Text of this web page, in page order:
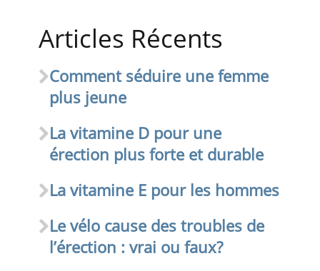
Articles Récents
Comment séduire une femme
plus jeune
La vitamine D pour une
érection plus forte et durable
La vitamine E pour les hommes
Le vélo cause des troubles de
l’érection : vrai ou faux?